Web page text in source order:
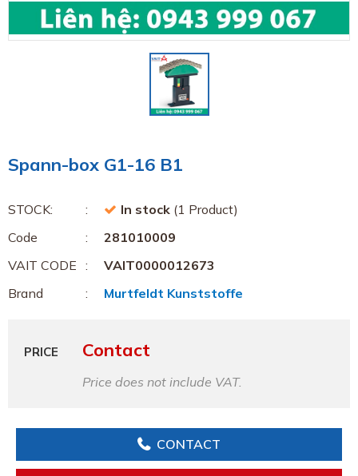
Spann-box G1-16 B1
STOCK: In stock (1 Product)
Code
281010009
VAIT CODE
VAIT0000012673
Brand
Murtfeldt Kunststoffe
PRICE Contact
Price does not include VAT.
CONTACT